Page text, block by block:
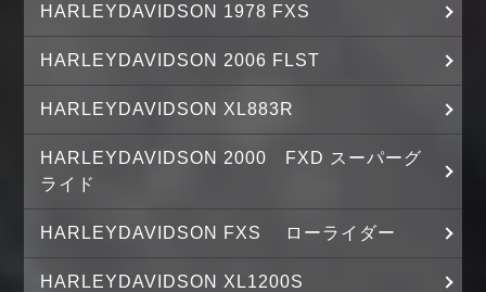
HARLEYDAVIDSON 1978 FXS
HARLEYDAVIDSON 2006 FLST
HARLEYDAVIDSON XL883R
HARLEYDAVIDSON 2000 FXD スーパーグ
ライド
HARLEYDAVIDSON FXS ローライダー
HARLEYDAVIDSON XL1200S